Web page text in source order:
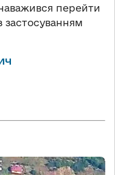
перейти
застосуванням